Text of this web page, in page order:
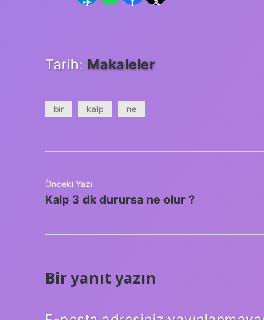
Tarih: Makaleler
bir kalp ne
Önceki Yazı
Kalp 3 dk durursa ne olur ?
Bir yanıt yazın